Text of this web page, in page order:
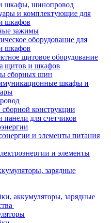
шкафы, шинопровод
и комплектующие для
шкафов
зажимы
оборудование для
шкафов
щитовое оборудование
щитов и шкафов
сборных шин
шкафы и
конструкции
для счетчиков
и элементы питания
и элементы
зарядные
аккумуляторы, зарядные